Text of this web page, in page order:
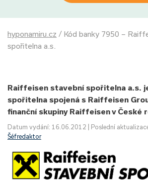
hyponamiru.cz / Kód banky 7950 –
spořitelna a.s.
Raiffeisen stavební spořitelna a.s.
spořitelna spojená s Raiffeisen
finanční skupiny Raiffeisen v České
Datum vydání: 16.06.2012 | Poslední
Šéfredaktor